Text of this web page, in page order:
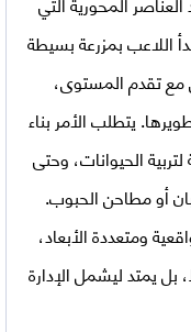
اللاعب بمزرعة بسيطة
تقدم المستوى،
يتطلب الأمر بناء
الحيوانات، وحتى
أو مطاحن الحبوب.
ومتعددة الأبعاد،
يمتد ليشمل الإدارة